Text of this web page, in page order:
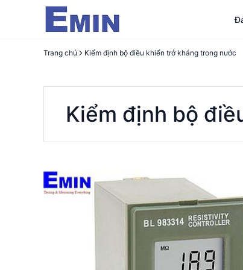
Trang chủ Kiểm định bộ điều khiển trở kháng trong nước
Kiểm định bộ